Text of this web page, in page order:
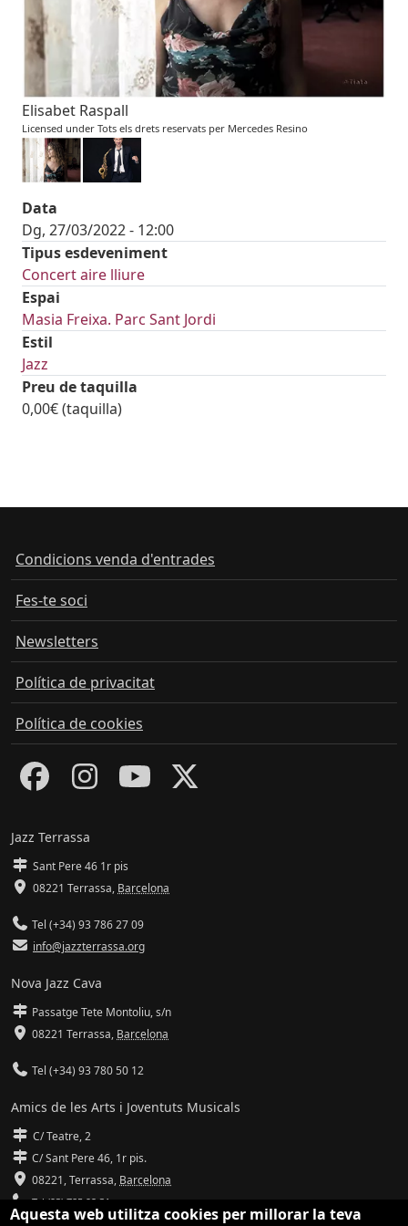
Elisabet Raspall
Licensed under Tots els drets reservats per Mercedes Resino
Data
Dg, 27/03/2022 - 12:00
Tipus esdeveniment
Concert aire lliure
Espai
Masia Freixa. Parc Sant Jordi
Estil
Jazz
Preu de taquilla
0,00€ (taquilla)
Condicions venda d'entrades
Fes-te soci
Newsletters
Política de privacitat
Política de cookies
Jazz Terrassa
Sant Pere 46 1r pis
08221 Terrassa, Barcelona
Tel (+34) 93 786 27 09
info@jazzterrassa.org
Nova Jazz Cava
Passatge Tete Montoliu, s/n
08221 Terrassa, Barcelona
Tel (+34) 93 780 50 12
Amics de les Arts i Joventuts Musicals
C/ Teatre, 2
C/ Sant Pere 46, 1r pis.
08221,Terrassa, Barcelona
Tel (93) 785 92 31
Aquesta web utilitza cookies per millorar la teva